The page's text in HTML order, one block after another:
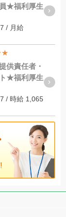
★福利厚生
/ 月給
供責任者・
★福利厚生
/ 時給 1,065